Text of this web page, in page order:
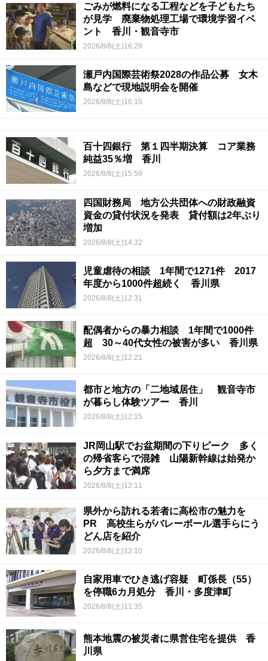
ごみが燃料になる工程などを子どもたち
が見学 廃棄物処理工場で環境学習イベ
ント 香川・観音寺市
2026/8/8(土)16:29
瀬戸内国際芸術祭2028の作品公募 女木
島などで現地説明会を開催
2026/8/8(土)16:15
百十四銀行 第１四半期決算 コア業務
純益35％増 香川
2026/8/8(土)15:59
四国財務局 地方公共団体への財政融資
資金の貸付状況を発表 貸付額は2年ぶり
増加
2026/8/8(土)14:32
児童虐待の相談 1年間で1271件 2017
年度から1000件超続く 香川県
2026/8/8(土)12:31
配偶者からの暴力相談 1年間で1000件
超 30～40代女性の被害が多い 香川県
2026/8/8(土)12:21
都市と地方の「二地域居住」 観音寺市
が暮らし体験ツアー 香川
2026/8/8(土)12:15
JR岡山駅でお盆期間の下りピーク 多く
の帰省客らで混雑 山陽新幹線は始発か
ら夕方まで満席
2026/8/8(土)12:11
県外から訪れる若者に高松市の魅力を
PR 高校生らがバレーボール選手らにう
どん店を紹介
2026/8/8(土)12:10
自家用車でひき逃げ容疑 町係長（55）
を停職6カ月処分 香川・多度津町
2026/8/8(土)11:35
熊本地震の被災者に県営住宅を提供 香
川県